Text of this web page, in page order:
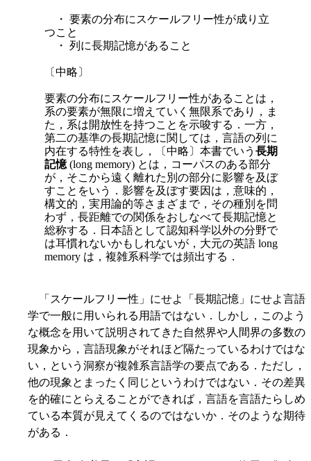
・ 要素の分布にスケールフリー性が成り立
つこと
・ 列に長期記憶があること
〔中略〕
要素の分布にスケールフリー性があることは，
系の要素が無限に増えていく無限系であり，ま
た，系は開放性を持つことを示唆する．一方，
第二の基準の長期記憶に関しては，言語の列に
内在する特性を表し，〔中略〕本書でいう 長期
記憶(long memory) とは，コーパスのある部分
が，そこから遠く離れた別の部分に影響を及ぼ
すことをいう．影響を及ぼす要因は，意味的，
構文的，実用論的等さまざまで，その種別を問
わず，長距離での関係をおしなべて長期記憶と
総称する．日本語として認知科学以外の分野で
は耳慣れないかもしれないが，大元の英語 long
memory は，複雑系科学では頻出する．
「スケールフリー性」にせよ「長期記憶」にせよ言語
学で一般に用いられる用語ではない．しかし，このよう
な概念を用いて説明されてきた自然界や人間界の多数の
現象から，言語現象がそれほど隔たっているわけではな
い，という洞察が複雑系言語学の要点である．ただし，
他の現象とまったく同じというわけではない．その差異
を的確にとらえることができれば，言語を言語たらしめ
ている本質が見えてくるのではないか．そのような期待
がある．